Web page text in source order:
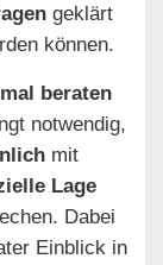
geklärt
können.
beraten
notwendig,
mit
Lage
Dabei
Einblick in